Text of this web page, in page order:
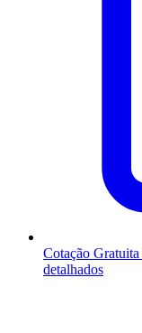
Cotação Gratuita
detalhados